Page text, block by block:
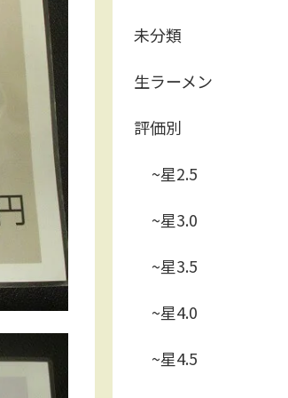
未分類
生ラーメン
評価別
~星2.5
~星3.0
~星3.5
~星4.0
~星4.5